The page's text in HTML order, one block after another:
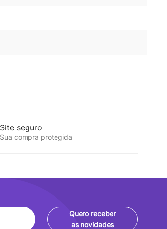
Site seguro
Sua compra protegida
Quero receber
as novidades